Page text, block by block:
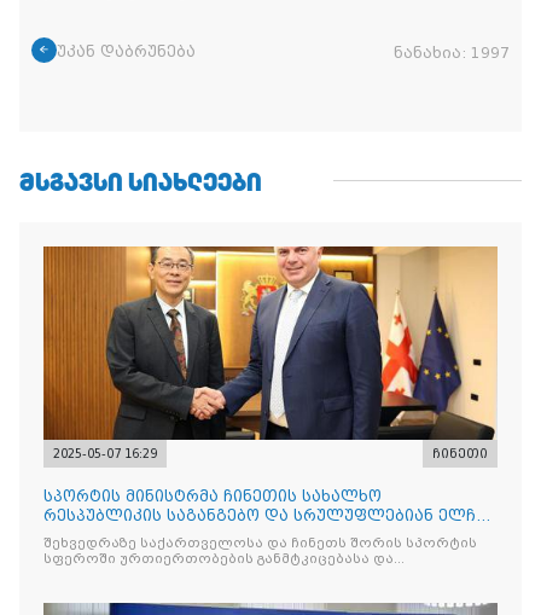
უკან დაბრუნება ნანახია: 1997
ᲛᲡᲒᲐᲕᲡᲘ ᲡᲘᲐᲮᲚᲔᲔᲑᲘ
2025-05-07 16:29 ჩინეთი
სპორტის მინისტრმა ჩინეთის სახალხო
რესპუბლიკის საგანგებო და სრულუფლებიან ელჩს
უმასპინძლა
შეხვედრაზე საქართველოსა და ჩინეთს შორის სპორტის
სფეროში ურთიერთობების განმტკიცებასა და